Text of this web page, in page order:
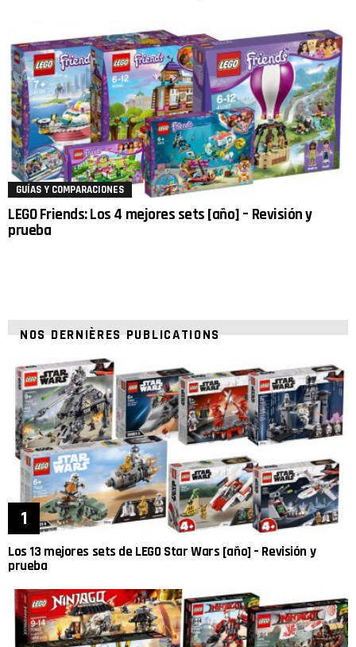
GUÍAS Y COMPARACIONES
LEGO Friends: Los 4 mejores sets [año] – Revisión y
prueba
NOS DERNIÈRES PUBLICATIONS
Los 13 mejores sets de LEGO Star Wars [año] – Revisión y
prueba